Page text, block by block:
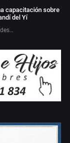
capacitación sobre
del Yí